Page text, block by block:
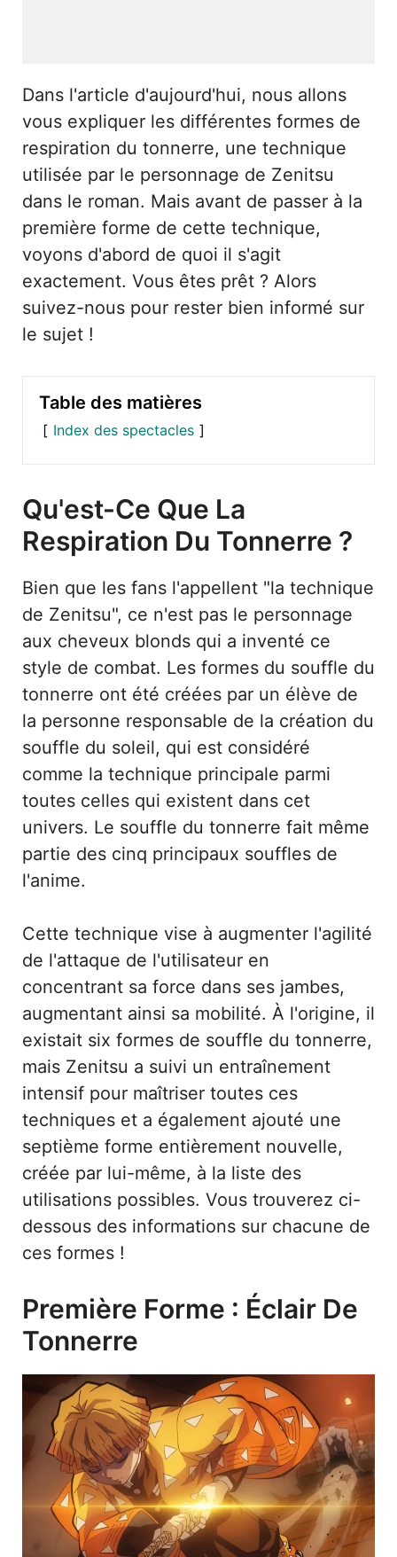
Dans l'article d'aujourd'hui, nous allons
vous expliquer les différentes formes de
respiration du tonnerre, une technique
utilisée par le personnage de Zenitsu
dans le roman. Mais avant de passer à la
première forme de cette technique,
voyons d'abord de quoi il s'agit
exactement. Vous êtes prêt ? Alors
suivez-nous pour rester bien informé sur
le sujet !
Table des matières
Index des spectacles
Qu'est-Ce Que La
Respiration Du Tonnerre ?
Bien que les fans l'appellent "la technique
de Zenitsu", ce n'est pas le personnage
aux cheveux blonds qui a inventé ce
style de combat. Les formes du souffle du
tonnerre ont été créées par un élève de
la personne responsable de la création du
souffle du soleil, qui est considéré
comme la technique principale parmi
toutes celles qui existent dans cet
univers. Le souffle du tonnerre fait même
partie des cinq principaux souffles de
l'anime.
Cette technique vise à augmenter l'agilité
de l'attaque de l'utilisateur en
concentrant sa force dans ses jambes,
augmentant ainsi sa mobilité. À l'origine, il
existait six formes de souffle du tonnerre,
mais Zenitsu a suivi un entraînement
intensif pour maîtriser toutes ces
techniques et a également ajouté une
septième forme entièrement nouvelle,
créée par lui-même, à la liste des
utilisations possibles. Vous trouverez ci-
dessous des informations sur chacune de
ces formes !
Première Forme : Éclair De
Tonnerre